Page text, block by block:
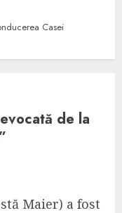
Casei
de la
Maier) a fost